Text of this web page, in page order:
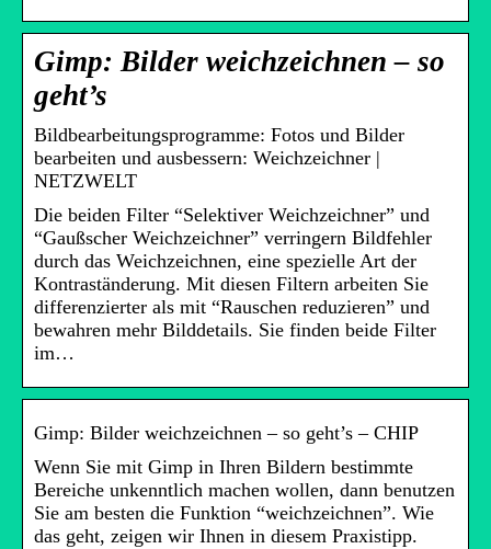
Gimp: Bilder weichzeichnen – so
geht’s
Bildbearbeitungsprogramme: Fotos und Bilder
bearbeiten und ausbessern: Weichzeichner |
NETZWELT
Die beiden Filter “Selektiver Weichzeichner” und
“Gaußscher Weichzeichner” verringern Bildfehler
durch das Weichzeichnen, eine spezielle Art der
Kontraständerung. Mit diesen Filtern arbeiten Sie
differenzierter als mit “Rauschen reduzieren” und
bewahren mehr Bilddetails. Sie finden beide Filter
im…
Gimp: Bilder weichzeichnen – so geht’s – CHIP
Wenn Sie mit Gimp in Ihren Bildern bestimmte
Bereiche unkenntlich machen wollen, dann benutzen
Sie am besten die Funktion “weichzeichnen”. Wie
das geht, zeigen wir Ihnen in diesem Praxistipp.